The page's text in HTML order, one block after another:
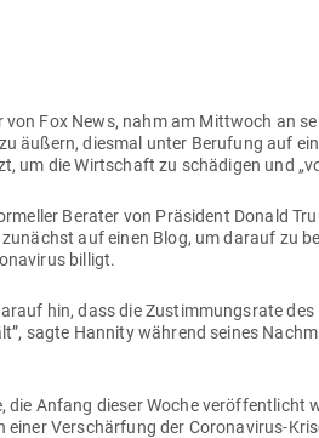
von Fox News, nahm am Mittwoch an
äußern, diesmal unter Berufung auf
um die Wirt­schaft zu schä­digen und
Berater von Prä­sident Donald
auf einen Blog, um darauf zu
billigt.
hin, dass die Zustim­mungsrate
sagte Hannity während seines
die Anfang dieser Woche
einer Ver­schärfung der Coro­na­virus-